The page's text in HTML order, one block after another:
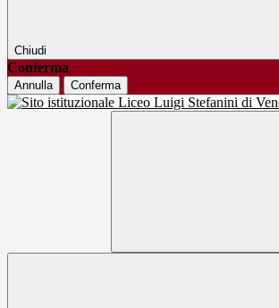
Chiudi
Conferma
Annulla Conferma